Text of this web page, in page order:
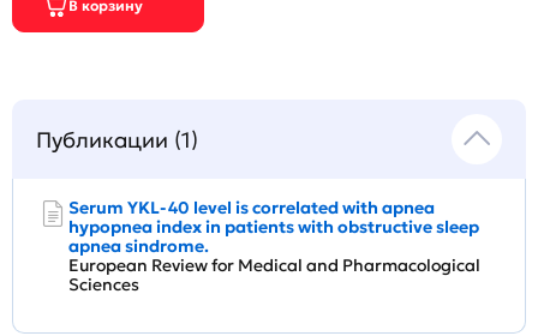
Публикации (1)
Serum YKL-40 level is correlated with apnea
hypopnea index in patients with obstructive sleep
apnea sindrome.
European Review for Medical and Pharmacological
Sciences